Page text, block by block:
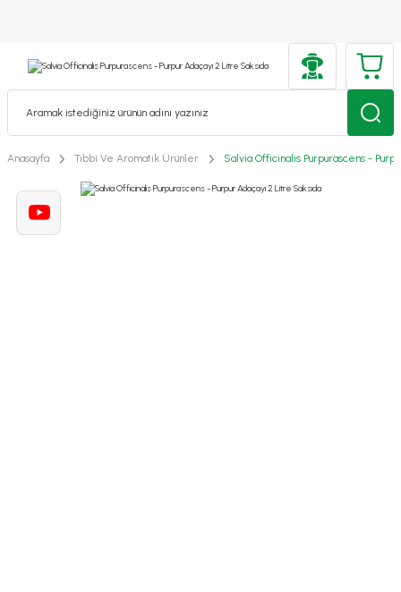
Anasayfa Tıbbi Ve Aromatik Ürünler Salvia Officinalis Purpurascens -